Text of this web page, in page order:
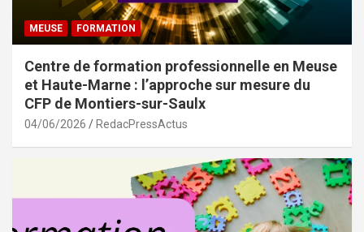
MEUSE FORMATION
Centre de formation professionnelle en Meuse
et Haute-Marne : l’approche sur mesure du
CFP de Montiers-sur-Saulx
04/06/2026 RedacPressActus